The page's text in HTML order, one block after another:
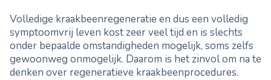
Volledige kraakbeenregeneratie en dus een volledig
symptoomvrij leven kost zeer veel tijd en is slechts
onder bepaalde omstandigheden mogelijk, soms zelfs
gewoonweg onmogelijk. Daarom is het zinvol om na te
denken over regeneratieve kraakbeenprocedures.